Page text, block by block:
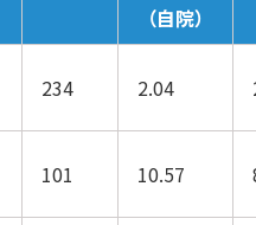
（自院）
234 2.04
101 10.57